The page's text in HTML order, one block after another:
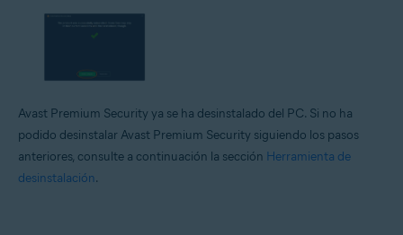
Avast Premium Security ya se ha desinstalado del PC. Si no ha
podido desinstalar Avast Premium Security siguiendo los pasos
anteriores, consulte a continuación la sección Herramienta de
desinstalación.